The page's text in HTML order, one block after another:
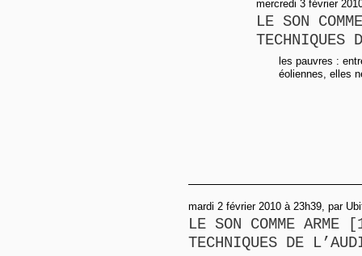
mercredi 3 février
LE SON
les pauvres :
éoliennes, elles
mardi 2 février 2010 à 23h39, par
LE SON COMME
TECHNIQUES DE